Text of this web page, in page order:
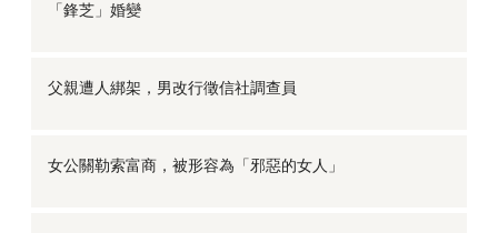
「鋒芝」婚變
父親遭人綁架，男改行徵信社調查員
女公關勒索富商，被形容為「邪惡的女人」